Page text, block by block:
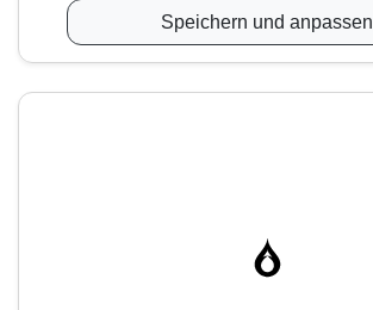
Speichern und anpassen